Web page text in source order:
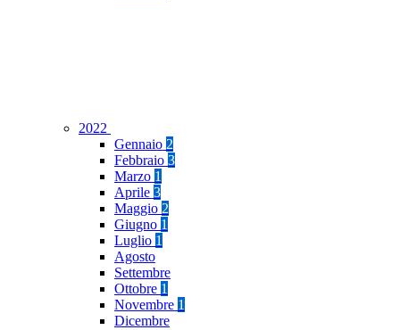
2022
Gennaio 2
Febbraio 3
Marzo 1
Aprile 3
Maggio 2
Giugno 1
Luglio 1
Agosto
Settembre
Ottobre 1
Novembre 1
Dicembre